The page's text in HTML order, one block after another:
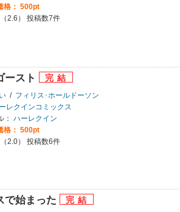
格： 500pt
（2.6） 投稿数7件
ースト
/ フィリス･ホールドーソン
レクインコミックス
： ハーレクイン
格： 500pt
（2.0） 投稿数6件
で始まった